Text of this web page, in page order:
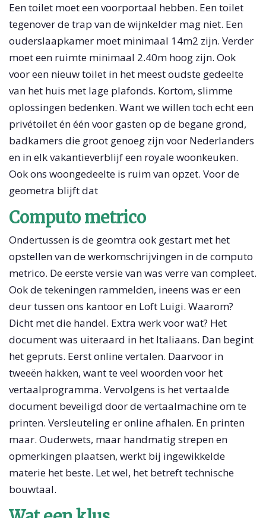
Een toilet moet een voorportaal hebben. Een toilet
tegenover de trap van de wijnkelder mag niet. Een
ouderslaapkamer moet minimaal 14m2 zijn. Verder
moet een ruimte minimaal 2.40m hoog zijn. Ook
voor een nieuw toilet in het meest oudste gedeelte
van het huis met lage plafonds. Kortom, slimme
oplossingen bedenken. Want we willen toch echt een
privétoilet én één voor gasten op de begane grond,
badkamers die groot genoeg zijn voor Nederlanders
en in elk vakantieverblijf een royale woonkeuken.
Ook ons woongedeelte is ruim van opzet. Voor de
geometra blijft dat
Computo metrico
Ondertussen is de geomtra ook gestart met het
opstellen van de werkomschrijvingen in de computo
metrico. De eerste versie van was verre van compleet.
Ook de tekeningen rammelden, ineens was er een
deur tussen ons kantoor en Loft Luigi. Waarom?
Dicht met die handel. Extra werk voor wat? Het
document was uiteraard in het Italiaans. Dan begint
het gepruts. Eerst online vertalen. Daarvoor in
tweeën hakken, want te veel woorden voor het
vertaalprogramma. Vervolgens is het vertaalde
document beveiligd door de vertaalmachine om te
printen. Versleuteling er online afhalen. En printen
maar. Ouderwets, maar handmatig strepen en
opmerkingen plaatsen, werkt bij ingewikkelde
materie het beste. Let wel, het betreft technische
bouwtaal.